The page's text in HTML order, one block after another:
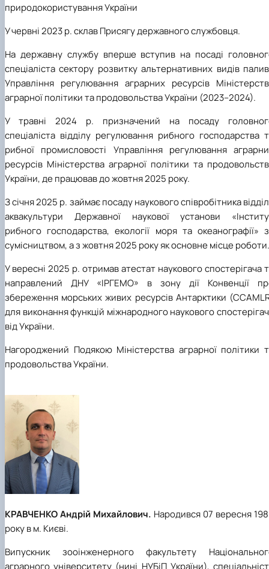
природокористування України
У червні 2023 р. склав Присягу державного службовця.
На державну службу вперше вступив на посаді
спеціаліста сектору розвитку альтернативних видів
Управління регулювання аграрних ресурсів
аграрної політики та продовольства України (2023–2024).
У травні 2024 р. призначений на посаду
спеціаліста відділу регулювання рибного господарства
рибної промисловості Управління регулювання
ресурсів Міністерства аграрної політики та
України, де працював до жовтня 2025 року.
З січня 2025 р. займає посаду наукового співробітника
аквакультури Державної наукової установи
рибного господарства, екології моря та океанографії»
сумісництвом, а з жовтня 2025 року як основне місце роботи.
У вересні 2025 р. отримав атестат наукового спостерігача
направлений ДНУ «ІРГЕМО» в зону дії Конвенції
збереження морських живих ресурсів Антарктики
для виконання функцій міжнародного наукового
від України.
Нагороджений Подякою Міністерства аграрної політики
продовольства України.
КРАВЧЕНКО Андрій Михайлович. Народився 07 вересня
року в м. Києві.
Випускник зооінженерного факультету